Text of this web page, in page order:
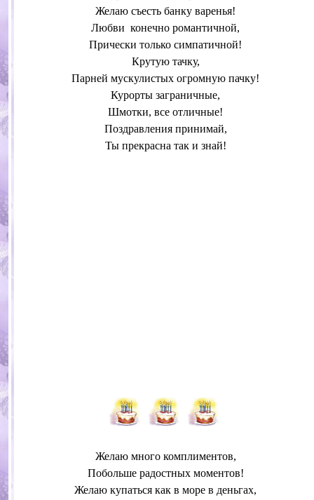
Желаю съесть банку варенья!
Любви конечно романтичной,
Прически только симпатичной!
Крутую тачку,
Парней мускулистых огромную пачку!
Курорты заграничные,
Шмотки, все отличные!
Поздравления принимай,
Ты прекрасна так и знай!
Желаю много комплиментов,
Побольше радостных моментов!
Желаю купаться как в море в деньгах,